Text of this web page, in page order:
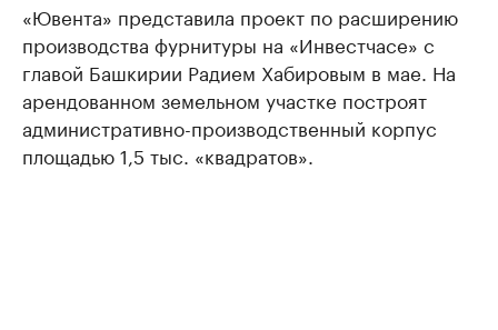
«Ювента» представила проект по расширению
производства фурнитуры на «Инвестчасе» с
главой Башкирии Радием Хабировым в мае. На
арендованном земельном участке построят
административно-производственный корпус
площадью 1,5 тыс. «квадратов».